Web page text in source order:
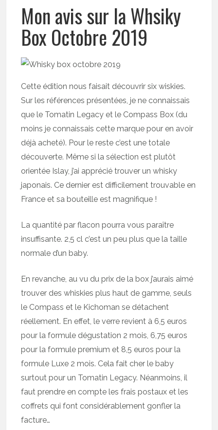
Mon avis sur la Whsiky
Box Octobre 2019
Cette édition nous faisait découvrir six wiskies.
Sur les références présentées, je ne connaissais
que le Tomatin Legacy et le Compass Box (du
moins je connaissais cette marque pour en avoir
déjà acheté). Pour le reste c’est une totale
découverte. Même si la sélection est plutôt
orientée Islay, j’ai apprécié trouver un whisky
japonais. Ce dernier est difficilement trouvable en
France et sa bouteille est magnifique !
La quantité par flacon pourra vous paraître
insuffisante. 2,5 cl c’est un peu plus que la taille
normale d’un baby.
En revanche, au vu du prix de la box j’aurais aimé
trouver des whiskies plus haut de gamme, seuls
le Compass et le Kichoman se détachent
réellement. En effet, le verre revient à 6,5 euros
pour la formule dégustation 2 mois, 6,75 euros
pour la formule premium et 8,5 euros pour la
formule Luxe 2 mois. Cela fait cher le baby
surtout pour un Tomatin Legacy. Néanmoins, il
faut prendre en compte les frais postaux et les
coffrets qui font considérablement gonfler la
facture…